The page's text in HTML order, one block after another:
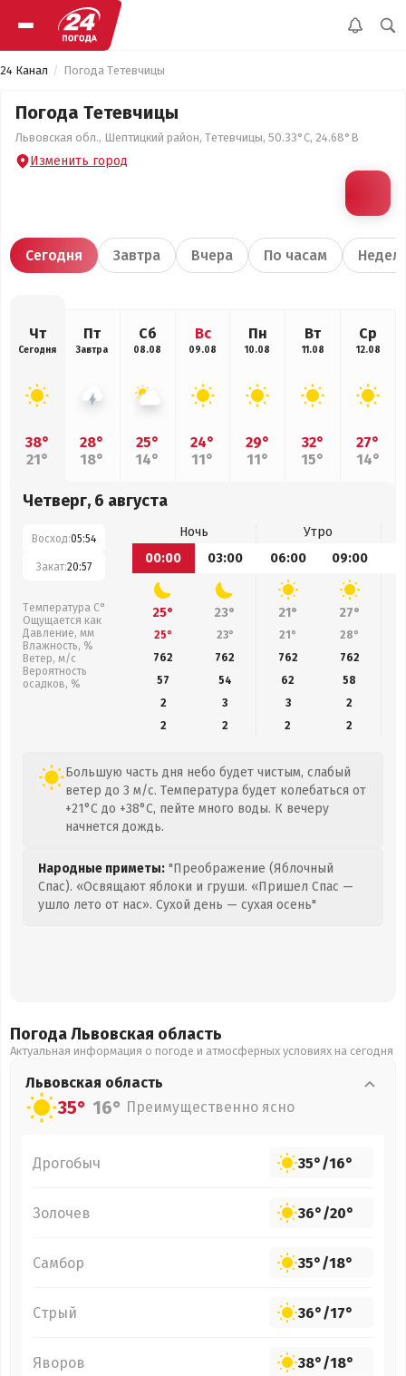
24 Канал Погода Тетевчицы
Погода Тетевчицы
Львовская обл., Шептицкий район, Тетевчицы, 50.33°С, 24.68°В
Изменить город
Сегодня Завтра Вчера По часам
Чт
Сегодня
38°
21°
Пт
Завтра
28°
18°
Сб
08.08
25°
14°
Вс
09.08
24°
11°
Пн
10.08
29°
11°
Вт
11.08
32°
15°
Ср
12.08
27°
14°
Четверг, 6 августа
Восход:05:54
Закат:20:57
Температура С°
Ощущается как
Давление, мм
Влажность, %
Ветер, м/с
Вероятность
осадков, %
Ночь
Утро
00:00
03:00 06:00 09:00
25° 23° 21° 27°
25° 23° 21° 28°
762
762 762 762
57
54 62
58
2
3 3
2
2
2 2 2
Большую часть дня небо будет чистым, слабый
ветер до 3 м/с. Температура будет колебаться от
+21°C до +38°C, пейте много воды. К вечеру
начнется дождь.
Народные приметы: "Преображение (Яблочный
Спас). «Освящают яблоки и груши. «Пришел Спас —
ушло лето от нас». Сухой день — сухая осень"
Погода Львовская область
Актуальная информация о погоде и атмосферных условиях на сегодня
Львовская область
35° 16° Преимущественно ясно
Дрогобыч 35°/16°
Золочев 36°/20°
Самбор 35°/18°
Стрый 36°/17°
Яворов 38°/18°